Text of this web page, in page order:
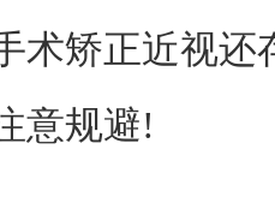
术矫正近视
意规避!